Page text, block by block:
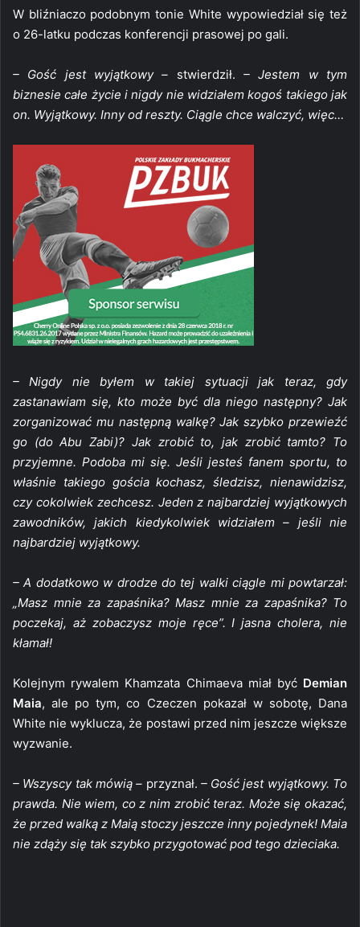
W bliźniaczo podobnym tonie White wypowiedział się też
o 26-latku podczas konferencji prasowej po gali.
– Gość jest wyjątkowy – stwierdził.– Jestem w tym
biznesie całe życie i nigdy nie widziałem kogoś takiego jak
on. Wyjątkowy. Inny od reszty. Ciągle chce walczyć, więc…
– Nigdy nie byłem w takiej sytuacji jak teraz, gdy
zastanawiam się, kto może być dla niego następny? Jak
zorganizować mu następną walkę? Jak szybko przewieźć
go (do Abu Zabi)? Jak zrobić to, jak zrobić tamto? To
przyjemne. Podoba mi się. Jeśli jesteś fanem sportu, to
właśnie takiego gościa kochasz, śledzisz, nienawidzisz,
czy cokolwiek zechcesz. Jeden z najbardziej wyjątkowych
zawodników, jakich kiedykolwiek widziałem – jeśli nie
najbardziej wyjątkowy.
– A dodatkowo w drodze do tej walki ciągle mi powtarzał:
„Masz mnie za zapaśnika? Masz mnie za zapaśnika? To
poczekaj, aż zobaczysz moje ręce”. I jasna cholera, nie
kłamał!
Kolejnym rywalem Khamzata Chimaeva miał być Demian
Maia, ale po tym, co Czeczen pokazał w sobotę, Dana
White nie wyklucza, że postawi przed nim jeszcze większe
wyzwanie.
– Wszyscy tak mówią – przyznał. – Gość jest wyjątkowy. To
prawda. Nie wiem, co z nim zrobić teraz. Może się okazać,
że przed walką z Maią stoczy jeszcze inny pojedynek! Maia
nie zdąży się tak szybko przygotować pod tego dzieciaka.